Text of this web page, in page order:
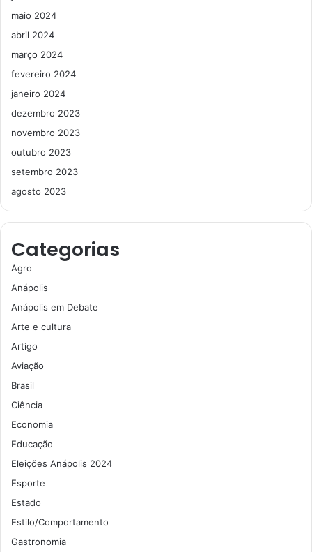
maio 2024
abril 2024
março 2024
fevereiro 2024
janeiro 2024
dezembro 2023
novembro 2023
outubro 2023
setembro 2023
agosto 2023
Categorias
Agro
Anápolis
Anápolis em Debate
Arte e cultura
Artigo
Aviação
Brasil
Ciência
Economia
Educação
Eleições Anápolis 2024
Esporte
Estado
Estilo/Comportamento
Gastronomia